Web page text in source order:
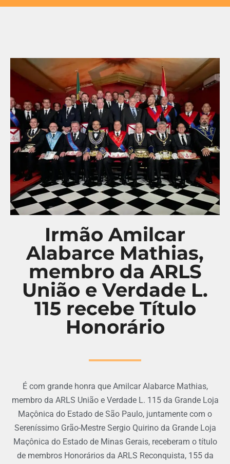
Irmão Amilcar
Alabarce Mathias,
membro da ARLS
União e Verdade L.
115 recebe Título
Honorário
É com grande honra que Amilcar Alabarce Mathias,
membro da ARLS União e Verdade L. 115 da Grande Loja
Maçônica do Estado de São Paulo, juntamente com o
Sereníssimo Grão-Mestre Sergio Quirino da Grande Loja
Maçônica do Estado de Minas Gerais, receberam o título
de membros Honorários da ARLS Reconquista, 155 da